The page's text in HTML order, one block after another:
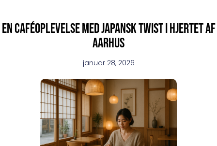
En caféoplevelse med japansk twist i hjertet af
Aarhus
januar 28, 2026